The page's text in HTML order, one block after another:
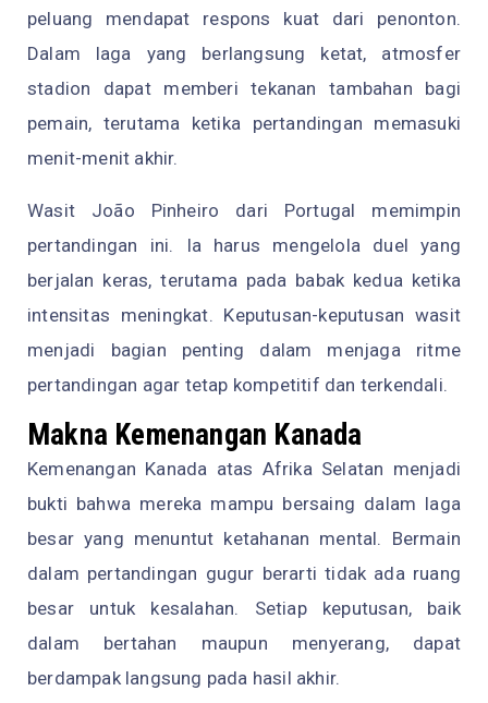
peluang mendapat respons kuat dari penonton.
Dalam laga yang berlangsung ketat, atmosfer
stadion dapat memberi tekanan tambahan bagi
pemain, terutama ketika pertandingan memasuki
menit-menit akhir.
Wasit João Pinheiro dari Portugal memimpin
pertandingan ini. Ia harus mengelola duel yang
berjalan keras, terutama pada babak kedua ketika
intensitas meningkat. Keputusan-keputusan wasit
menjadi bagian penting dalam menjaga ritme
pertandingan agar tetap kompetitif dan terkendali.
Makna Kemenangan Kanada
Kemenangan Kanada atas Afrika Selatan menjadi
bukti bahwa mereka mampu bersaing dalam laga
besar yang menuntut ketahanan mental. Bermain
dalam pertandingan gugur berarti tidak ada ruang
besar untuk kesalahan. Setiap keputusan, baik
dalam bertahan maupun menyerang, dapat
berdampak langsung pada hasil akhir.